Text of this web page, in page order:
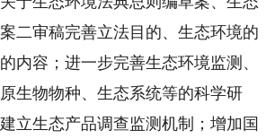
二审稿完善立法目的、生态环境的
内容；进一步完善生态环境监测、
生物物种、生态系统等的科学研
立生态产品调查监测机制；增加国